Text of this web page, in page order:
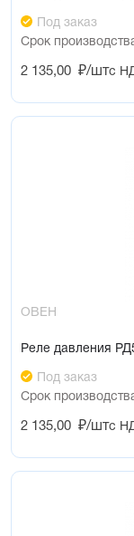
Под заказ
Срок
2 135,00 ₽/штс
ОВЕН
Реле давления
Под заказ
Срок
2 135,00 ₽/штс